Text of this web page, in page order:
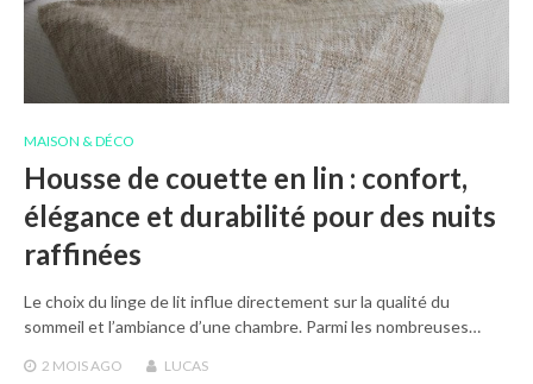
MAISON & DÉCO
Housse de couette en lin : confort,
élégance et durabilité pour des nuits
raffinées
Le choix du linge de lit influe directement sur la qualité du
sommeil et l’ambiance d’une chambre. Parmi les nombreuses…
2 MOIS AGO LUCAS